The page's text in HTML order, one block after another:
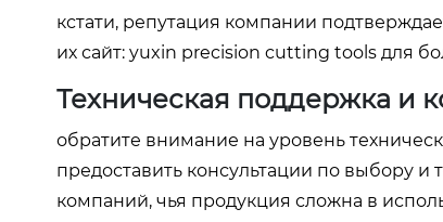
кстати, репутация компании
их сайт: yuxin precision cutting tools для
Техническая поддержка и
обратите внимание на уровень
предоставить консультации по выбору и
компаний, чья продукция сложна в